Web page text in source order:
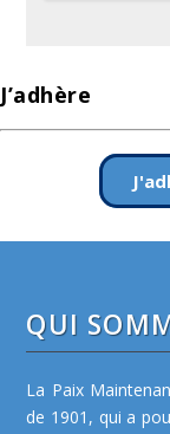
J’adhère
QUI
La Paix
de 1901, qui a